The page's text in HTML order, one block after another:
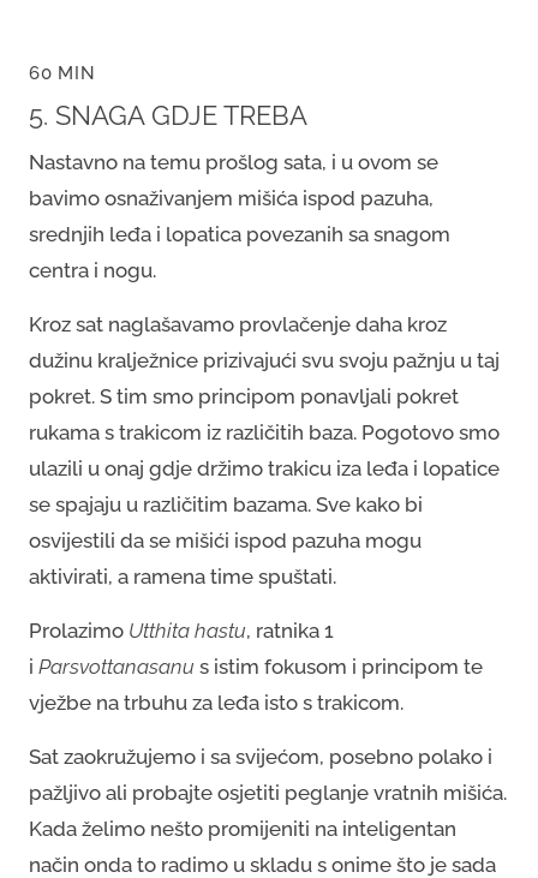
60 MIN
5. SNAGA GDJE TREBA
Nastavno na temu prošlog sata, i u ovom se
bavimo osnaživanjem mišića ispod pazuha,
srednjih leđa i lopatica povezanih sa snagom
centra i nogu.
Kroz sat naglašavamo provlačenje daha kroz
dužinu kralježnice prizivajući svu svoju pažnju u taj
pokret. S tim smo principom ponavljali pokret
rukama s trakicom iz različitih baza. Pogotovo smo
ulazili u onaj gdje držimo trakicu iza leđa i lopatice
se spajaju u različitim bazama. Sve kako bi
osvijestili da se mišići ispod pazuha mogu
aktivirati, a ramena time spuštati.
Prolazimo Utthita hastu, ratnika 1
i Parsvottanasanu s istim fokusom i principom te
vježbe na trbuhu za leđa isto s trakicom.
Sat zaokružujemo i sa svijećom, posebno polako i
pažljivo ali probajte osjetiti peglanje vratnih mišića.
Kada želimo nešto promijeniti na inteligentan
način onda to radimo u skladu s onime što je sada